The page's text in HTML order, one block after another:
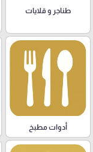
طناجر و قلايات
أدوات مطبخ